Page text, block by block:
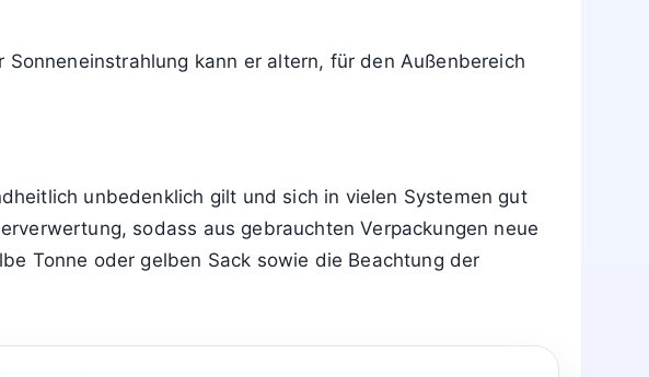
kann er altern, für den Außenbereich
unbedenklich gilt und sich in vielen Systemen gut
sodass aus gebrauchten Verpackungen neue
Tonne oder gelben Sack sowie die Beachtung der